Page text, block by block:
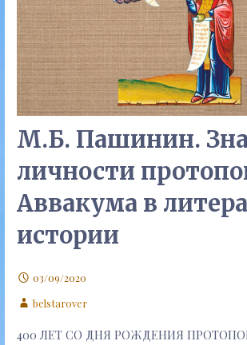
М.Б. Пашинин.
личности
Аввакума в
истории
03/09/2020
belstarover
400 ЛЕТ СО ДНЯ РОЖДЕНИЯ